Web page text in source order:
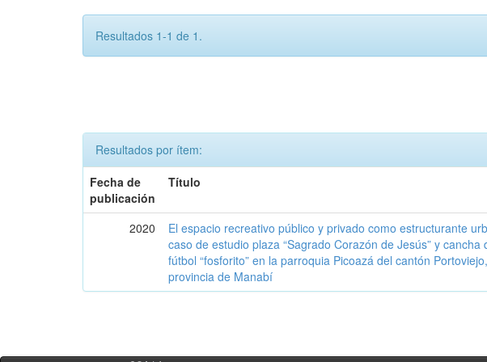
Resultados 1-1 de 1.
Resultados por ítem:
Fecha de
publicación
Título
2020
El espacio recreativo público y privado como estructurante
caso de estudio plaza “Sagrado Corazón de Jesús” y cancha
fútbol “fosforito” en la parroquia Picoazá del cantón Portoviejo,
provincia de Manabí